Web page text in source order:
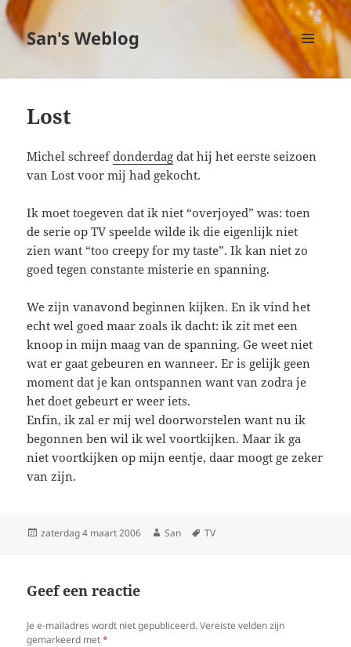
San's Weblog
MENU
EN
Lost
Michel schreefdonderdag dat hij het eerste seizoen
van Lost voor mij had gekocht.
Ik moet toegeven dat ik niet “overjoyed” was: toen
de serie op TV speelde wilde ik die eigenlijk niet
zien want “too creepy for my taste”. Ik kan niet zo
goed tegen constante misterie en spanning.
We zijn vanavond beginnen kijken. En ik vind het
echt wel goed maar zoals ik dacht: ik zit met een
knoop in mijn maag van de spanning. Ge weet niet
wat er gaat gebeuren en wanneer. Er is gelijk geen
moment dat je kan ontspannen want van zodra je
het doet gebeurt er weer iets.
Enfin, ik zal er mij wel doorworstelen want nu ik
begonnen ben wil ik wel voortkijken. Maar ik ga
niet voortkijken op mijn eentje, daar moogt ge zeker
van zijn.
Geplaatst
zaterdag 4 maart 2006 Auteur
San Tags
TV
Geef een reactie
Je e-mailadres wordt niet gepubliceerd. Vereiste velden zijn
gemarkeerd met*